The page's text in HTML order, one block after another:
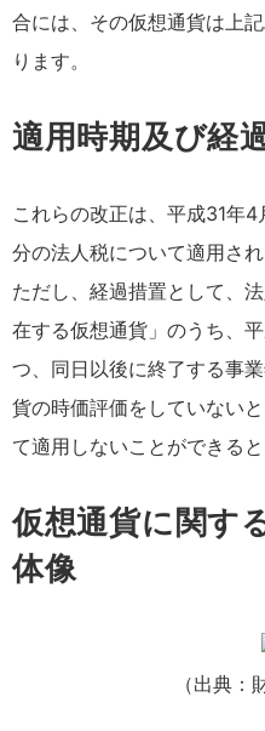
合には、その仮想通貨は上
ります。
適用時期及び経
これらの改正は、平成31年
分の法人税について適用され
ただし、経過措置として、
在する仮想通貨」のうち、
つ、同日以後に終了する事
貨の時価評価をしていない
て適用しないことができると
仮想通貨に関す
体像
（出典：